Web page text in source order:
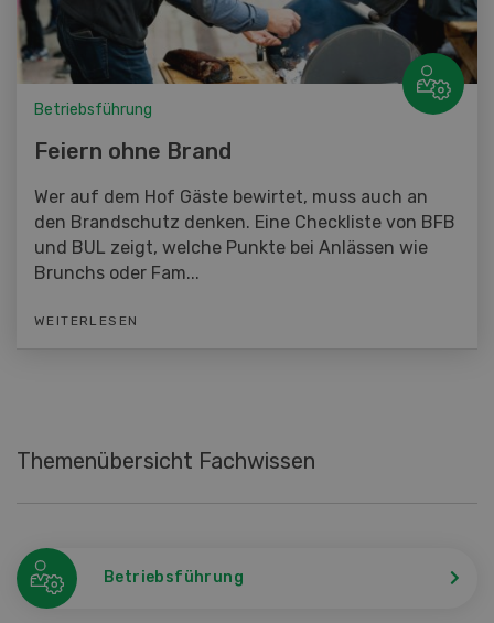
Betriebsführung
Feiern ohne Brand
Wer auf dem Hof Gäste bewirtet, muss auch an
den Brandschutz denken. Eine Checkliste von BFB
und BUL zeigt, welche Punkte bei Anlässen wie
Brunchs oder Fam...
WEITERLESEN
Themenübersicht Fachwissen
Betriebsführung